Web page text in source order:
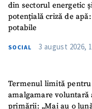
din sectorul energetic
potențială criză de
potabile
SOCIAL 3 august 2026,
Termenul limită
amalgamare
primării: „Mai au o